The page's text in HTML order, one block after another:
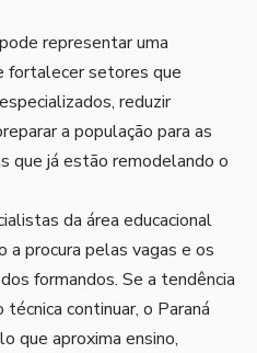
representar uma
fortalecer setores que
reduzir
a população para as
que já estão remodelando o
da área educacional
a procura pelas vagas e os
formandos. Se a tendência
continuar, o Paraná
que aproxima ensino,